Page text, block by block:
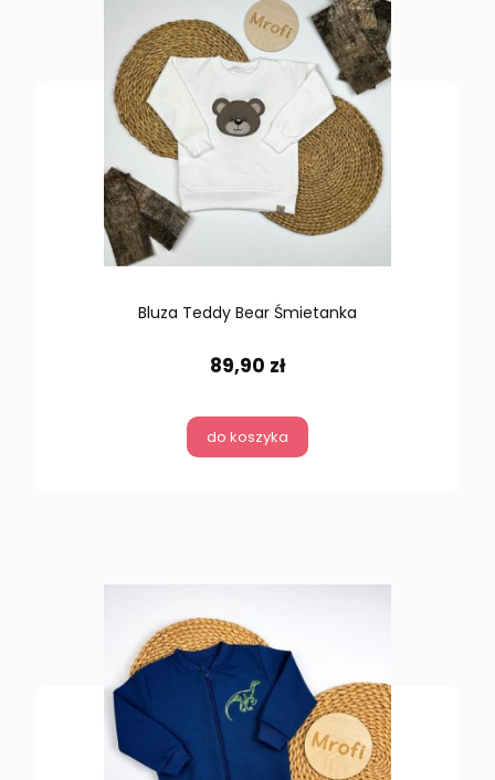
Bluza Teddy Bear Śmietanka
89,90 zł
do koszyka